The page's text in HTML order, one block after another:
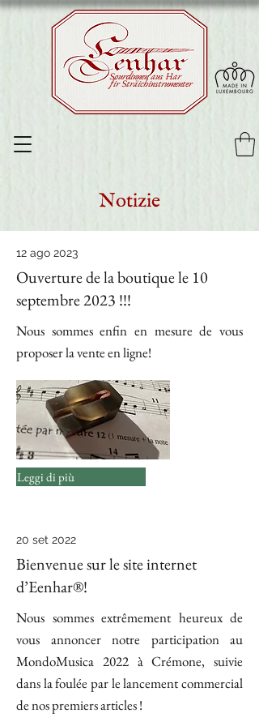
fir Sträichinstrumenter
Sourdinnen aus Har
Notizie
12 ago 2023
Ouverture de la boutique le 10
septembre 2023 !!!
Nous sommes enfin en mesure de vous
proposer la vente en ligne!
Leggi di più
20 set 2022
Bienvenue sur le site internet
d’Eenhar®!
Nous sommes extrêmement heureux de
vous annoncer notre participation au
MondoMusica 2022 à Crémone, suivie
dans la foulée par le lancement commercial
de nos premiers articles !